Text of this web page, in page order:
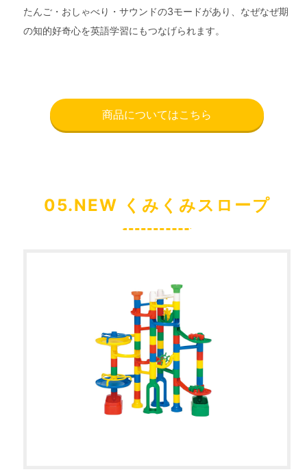
たんご・おしゃべり・サウンドの3モードがあり、なぜなぜ期
の知的好奇心を英語学習にもつなげられます。
商品についてはこちら
05.NEW くみくみスロープ